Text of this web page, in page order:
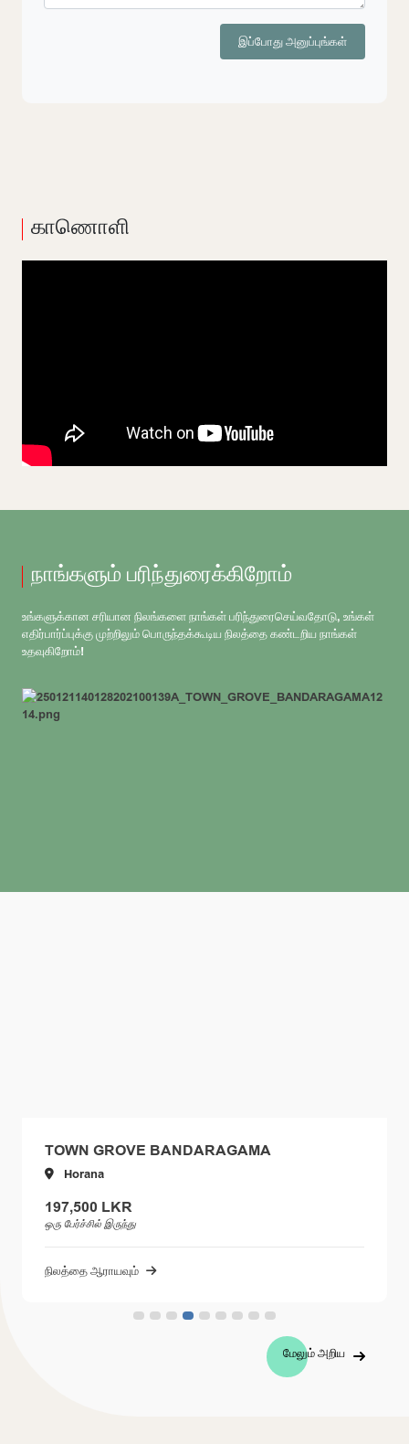
இப்போது அனுப்புங்கள்
காணொளி
நாங்களும் பரிந்துரைக்கிறோம்
உங்களுக்கான சரியான நிலங்களை நாங்கள் பரிந்துரைசெய்வதோடு, உங்கள்
எதிர்பார்ப்புக்கு முற்றிலும் பொருந்தக்கூடிய நிலத்தை கண்டறிய நாங்கள்
உதவுகிறோம்!
TOWN GROVE BANDARAGAMA
Horana
197,500 LKR
ஒரு பேர்ச்சில் இருந்து
நிலத்தை ஆராயவும்
மேலும் அறிய